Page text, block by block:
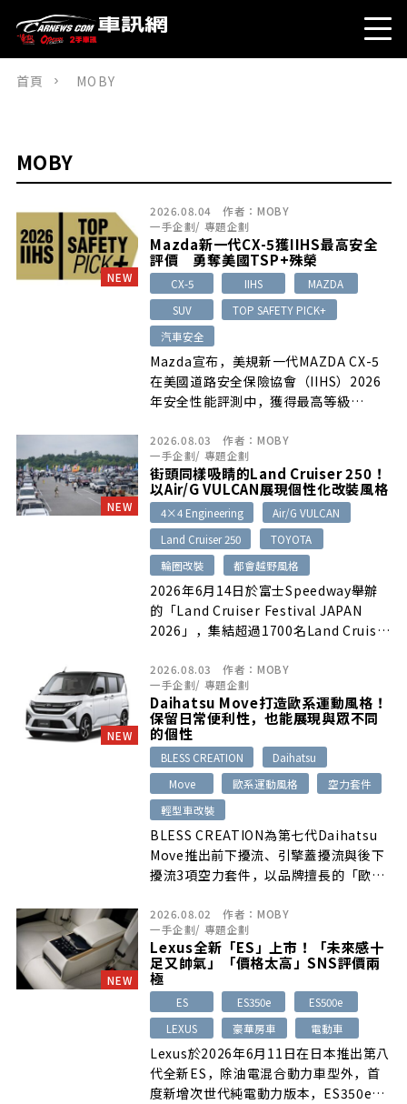
首頁 MOBY
MOBY
NEW
2026.08.04 作者： MOBY
一手企劃/ 專題企劃
Mazda新一代CX-5獲IIHS最高安全
評價 勇奪美國TSP+殊榮
CX-5 IIHS
MAZDA
SUV
TOP SAFETY PICK+
汽車安全
Mazda宣布，美規新一代MAZDA CX-5
在美國道路安全保險協會（IIHS）2026
年安全性能評測中，獲得最高等級
安全、碰撞安全、車輛與行人偵測等項目
均獲高度肯定，也讓Mazda連續3年成為
TSP+獲獎車款數量最多的汽車品牌。
NEW
2026.08.03 作者： MOBY
一手企劃/ 專題企劃
街頭同樣吸睛的Land Cruiser 250！
以Air/G VULCAN展現個性化改裝風格
4×4 Engineering
Air/G VULCAN
Land Cruiser 250
TOYOTA
輪圈改裝
都會越野風格
2026年6月14日於富士Speedway舉辦
的「Land Cruiser Festival JAPAN
2026」，集結超過1700名Land Cruiser
Engineering「Air/G VULCAN」輪圈打
造的Toyota Land Cruiser 250，在保
留日常通勤與家庭實用性的同時，透過立
體且少見的輪圈設計，呈現兼具戶外氣息
與街頭存在感的都會越野改裝風格。
NEW
2026.08.03 作者： MOBY
一手企劃/ 專題企劃
Daihatsu Move打造歐系運動風格！
保留日常便利性，也能展現與眾不同
的個性
BLESS CREATION
Daihatsu
Move
歐系運動風格
空力套件
輕型車改裝
BLESS CREATION為第七代Daihatsu
Move推出前下擾流、引擎蓋擾流與後下
擾流3項空力套件，以品牌擅長的「歐系
與運動氣息。各部件均沿用原廠車身線條
設計，維持日常通勤、購物及進出斜坡時
的便利性，並可依需求單獨或成套安裝。
三款產品皆採FRP製作，提供未烤漆與烤
漆完成品，安裝時部分位置需要鑽孔施
工。
NEW
2026.08.02 作者： MOBY
一手企劃/ 專題企劃
Lexus全新「ES」上市！「未來感十
足又帥氣」「價格太高」SNS評價兩
極
ES ES350e
ES500e
LEXUS
豪華房車 電動車
Lexus於2026年6月11日在日本推出第八
代全新ES，除油電混合動力車型外，首
度新增次世代純電動力版本，ES350e並